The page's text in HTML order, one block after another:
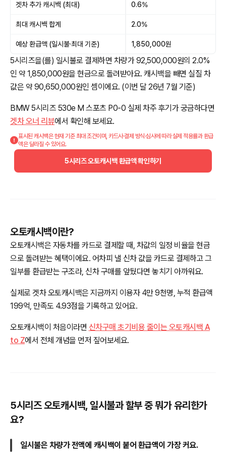
겟차 추가 캐시백 (최대) 0.6%
최대 캐시백 합계 2.0%
예상 환급액 (일시불·최대 기준) 1,850,000원
5시리즈을(를) 일시불로 결제하면 차량가 92,500,000원의 2.0%
인 약 1,850,000원을 현금으로 돌려받아요. 캐시백을 빼면 실질 차
값은 약 90,650,000원인 셈이에요. (이번 달 26년 7월 기준)
BMW 5시리즈 530e M 스포츠 P0-0 실제 차주 후기가 궁금하다면
겟차 오너 리뷰에서 확인해 보세요.
표시된 캐시백은 현재 기준 최대 조건이며, 카드사·결제 방식·심사에 따라 실제 적용률과 환급
액은 달라질 수 있어요.
5시리즈 오토캐시백 환급액 확인하기
오토캐시백이란?
오토캐시백은 자동차를 카드로 결제할 때, 차값의 일정 비율을 현금
으로 돌려받는 혜택이에요. 어차피 낼 신차 값을 카드로 결제하고 그
일부를 환급받는 구조라, 신차 구매를 앞뒀다면 놓치기 아까워요.
실제로 겟차 오토캐시백은 지금까지 이용자 4만 9천명, 누적 환급액
199억, 만족도 4.93점을 기록하고 있어요.
오토캐시백이 처음이라면 신차구매 초기비용 줄이는 오토캐시백 A
to Z에서 전체 개념을 먼저 짚어보세요.
5시리즈 오토캐시백, 일시불과 할부 중 뭐가 유리한가
요?
일시불은 차량가 전액에 캐시백이 붙어 환급액이 가장 커요.